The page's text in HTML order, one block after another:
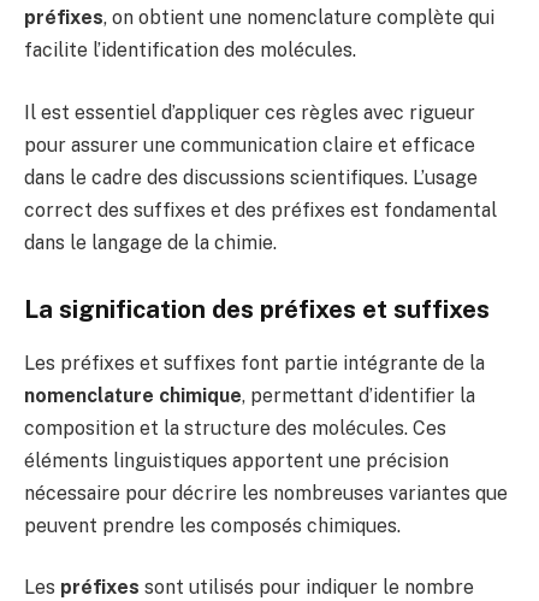
préfixes, on obtient une nomenclature complète qui
facilite l’identification des molécules.
Il est essentiel d’appliquer ces règles avec rigueur
pour assurer une communication claire et efficace
dans le cadre des discussions scientifiques. L’usage
correct des suffixes et des préfixes est fondamental
dans le langage de la chimie.
La signification des préfixes et suffixes
Les préfixes et suffixes font partie intégrante de la
nomenclature chimique, permettant d’identifier la
composition et la structure des molécules. Ces
éléments linguistiques apportent une précision
nécessaire pour décrire les nombreuses variantes que
peuvent prendre les composés chimiques.
Les préfixes sont utilisés pour indiquer le nombre